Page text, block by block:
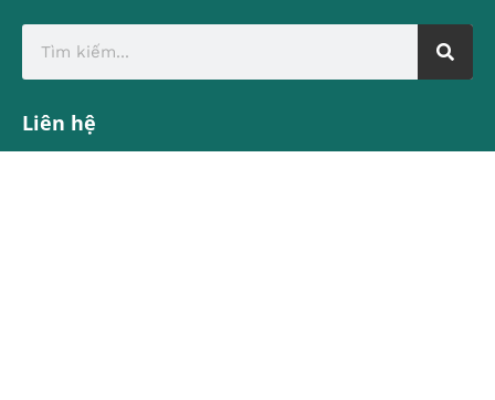
Liên hệ